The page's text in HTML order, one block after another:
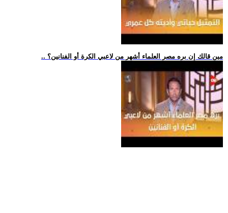
.. مين قالك إن بره مصر العلماء أشهر من لاعبي الكرة أو الفنانين؟